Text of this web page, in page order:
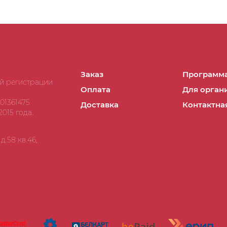
регистрации
года.
кв.46,
Заказ
Оплата
Доставка
Для